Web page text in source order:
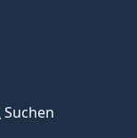
Suchen